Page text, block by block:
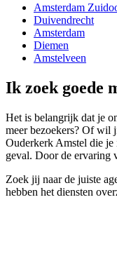
Amsterdam
Duivendrecht
Amsterdam
Diemen
Amstelveen
Ik zoek goede
Het is belangrijk dat je
meer bezoekers? Of wil
Ouderkerk Amstel die je
geval. Door de ervaring
Zoek jij naar de juiste
hebben het diensten